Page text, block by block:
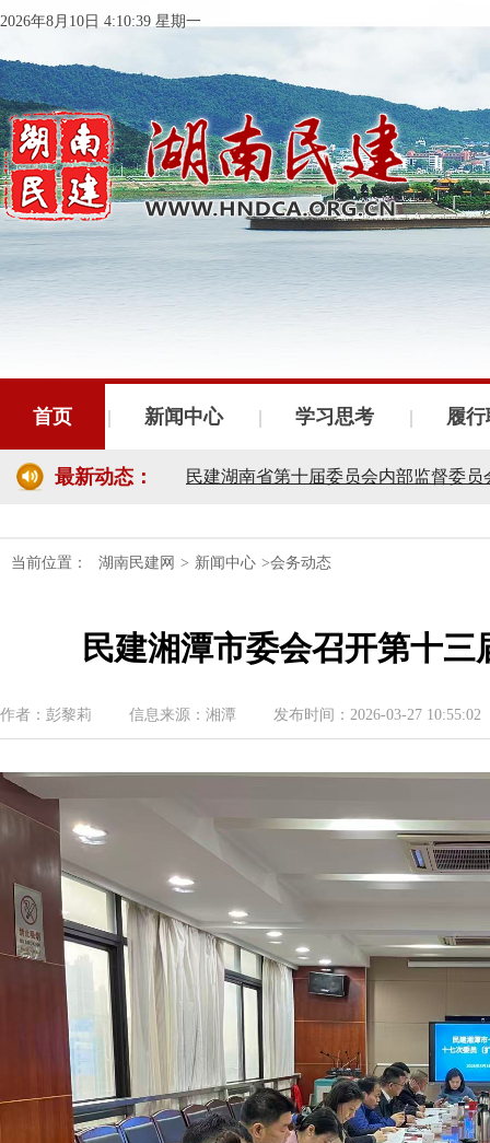
2026年8月10日 4:10:40 星期一
首页 新闻中心 学习思考 履
最新动态：
民建湖南省委会十届五次全会召开
民建湖南省委会召开全省组织建设工作
民建湖南省委会召开全省组织建设工作
民建湖南省委会开展2024年度理论学
民建湖南省第十届委员会内部监督委
当前位置： 湖南民建网 > 新闻中心 >会务动态
民建湘潭市委会召开第十
作者：彭黎莉 信息来源：湘潭 发布时间：2026-03-27 10:55:02